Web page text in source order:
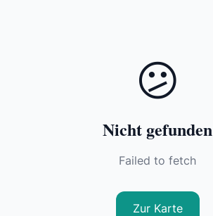
😕
Nicht gefunden
Failed to fetch
Zur Karte